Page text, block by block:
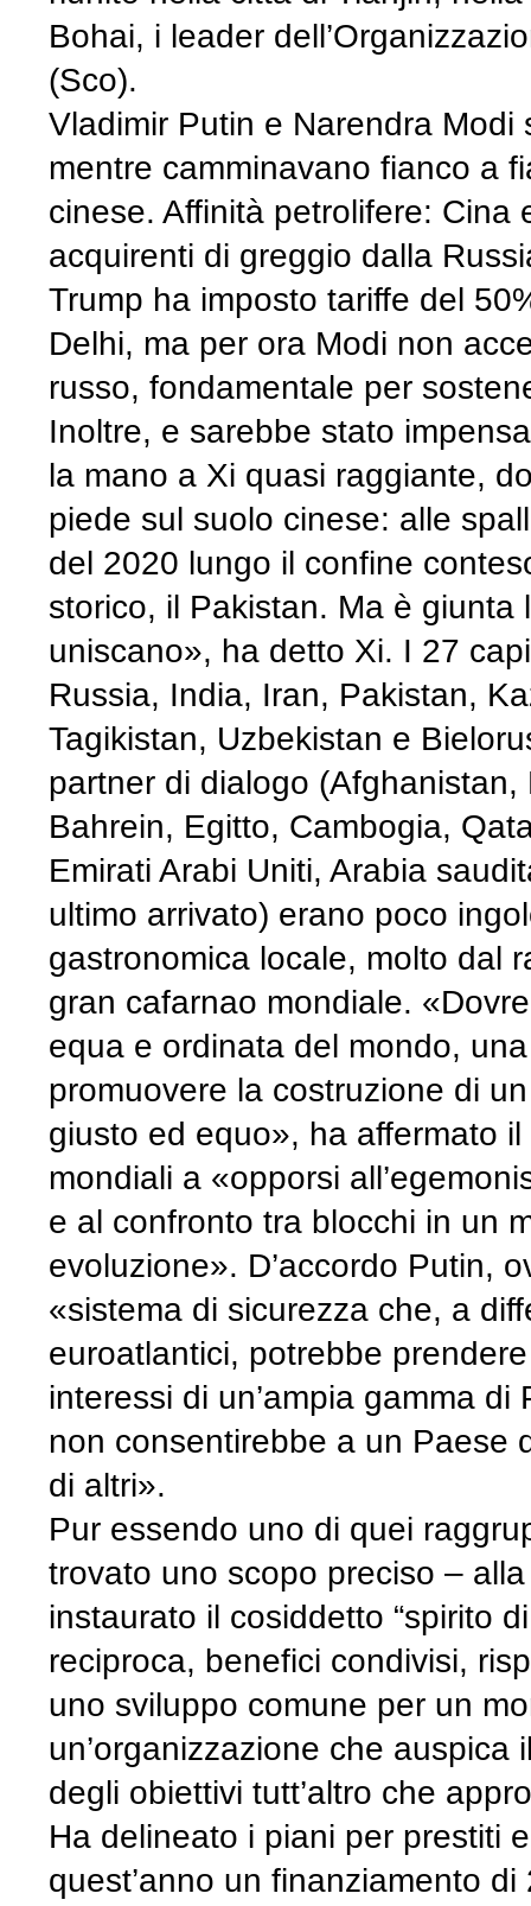
Bohai, i leader
(Sco).
Vladimir Putin e Narendra
mentre camminavano fianco a
cinese. Affinità petrolifere:
acquirenti di greggio dalla
Trump ha imposto tariffe del
Delhi, ma per ora Modi non
russo, fondamentale per
Inoltre, e sarebbe stato
la mano a Xi quasi raggiante,
piede sul suolo cinese: alle
del 2020 lungo il confine
storico, il Pakistan. Ma è giunta
uniscano», ha detto Xi. I 27
Russia, India, Iran, Pakistan,
Tagikistan, Uzbekistan e
partner di dialogo
Bahrein, Egitto, Cambogia,
Emirati Arabi Uniti, Arabia
ultimo arrivato) erano poco
gastronomica locale, molto dal
gran cafarnao mondiale.
equa e ordinata del mondo,
promuovere la costruzione di
giusto ed equo», ha affermato
mondiali a «opporsi
e al confronto tra blocchi in un
evoluzione». D’accordo Putin,
«sistema di sicurezza che, a
euroatlantici, potrebbe
interessi di un’ampia gamma
non consentirebbe a un Paese
di altri».
Pur essendo uno di quei
trovato uno scopo preciso –
instaurato il cosiddetto “spirito
reciproca, benefici condivisi,
uno sviluppo comune per un
un’organizzazione che
degli obiettivi tutt’altro che
Ha delineato i piani per prestiti
quest’anno un finanziamento